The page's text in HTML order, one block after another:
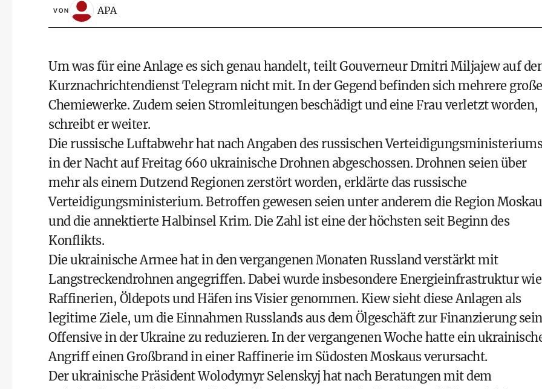
VON APA
Um was für eine Anlage es sich genau handelt, teilt Gouverneur Dmitri Miljajew auf
Kurznachrichtendienst Telegram nicht mit. In der Gegend befinden sich mehrere große
Chemiewerke. Zudem seien Stromleitungen beschädigt und eine Frau verletzt worden,
schreibt er weiter.
Die russische Luftabwehr hat nach Angaben des russischen Verteidigungsministeriums
in der Nacht auf Freitag 660 ukrainische Drohnen abgeschossen. Drohnen seien über
mehr als einem Dutzend Regionen zerstört worden, erklärte das russische
Verteidigungsministerium. Betroffen gewesen seien unter anderem die Region Moskau
und die annektierte Halbinsel Krim. Die Zahl ist eine der höchsten seit Beginn des
Konflikts.
Die ukrainische Armee hat in den vergangenen Monaten Russland verstärkt mit
Langstreckendrohnen angegriffen. Dabei wurde insbesondere Energieinfrastruktur wie
Raffinerien, Öldepots und Häfen ins Visier genommen. Kiew sieht diese Anlagen als
legitime Ziele, um die Einnahmen Russlands aus dem Ölgeschäft zur Finanzierung
Offensive in der Ukraine zu reduzieren. In der vergangenen Woche hatte ein
Angriff einen Großbrand in einer Raffinerie im Südosten Moskaus verursacht.
Der ukrainische Präsident Wolodymyr Selenskyj hat nach Beratungen mit dem